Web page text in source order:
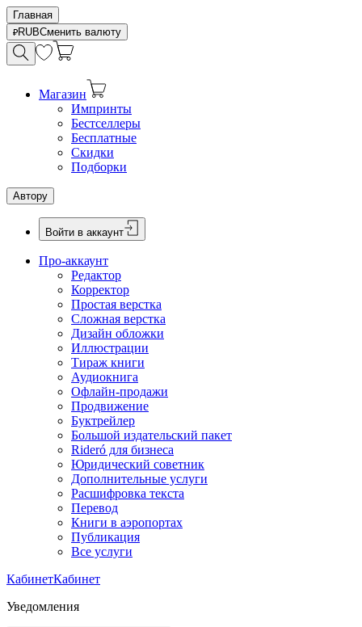
Главная
RUBСменить валюту
Магазин
Импринты
Бестселлеры
Бесплатные
Скидки
Подборки
Автору
Войти в аккаунт
Про-аккаунт
Редактор
Корректор
Простая верстка
Сложная верстка
Дизайн обложки
Иллюстрации
Тираж книги
Аудиокнига
Офлайн-продажи
Продвижение
Буктрейлер
Большой издательский пакет
Rideró для бизнеса
Юридический советник
Дополнительные услуги
Расшифровка текста
Перевод
Книги в аэропортах
Публикация
Все услуги
КабинетКабинет
Уведомления